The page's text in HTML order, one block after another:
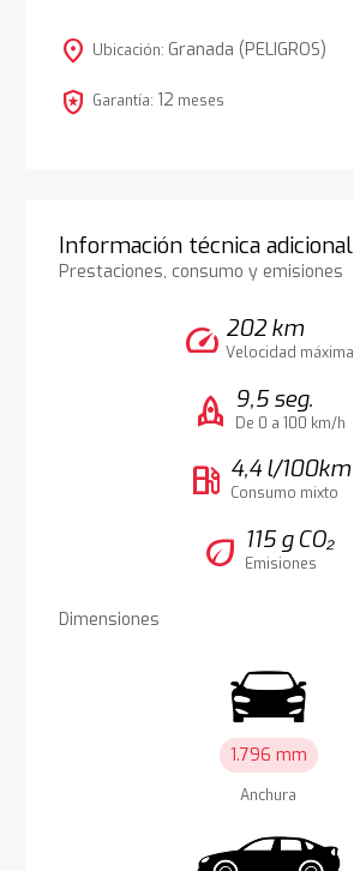
location_on Ubicación: Granada (PELIGROS)
local_police Garantía: 12 meses
Información técnica adicional
Prestaciones, consumo y emisiones
speed 202 km
Velocidad máxima
rocket 9,5 seg.
De 0 a 100 km/h
local_gas_station 4,4 l/100km
Consumo mixto
eco 115 g CO₂
Emisiones
Dimensiones
1.796 mm
Anchura